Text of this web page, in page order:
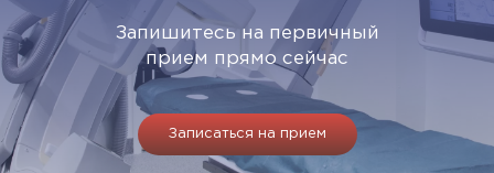
Запишитесь на первичный
прием прямо сейчас
Записаться на прием